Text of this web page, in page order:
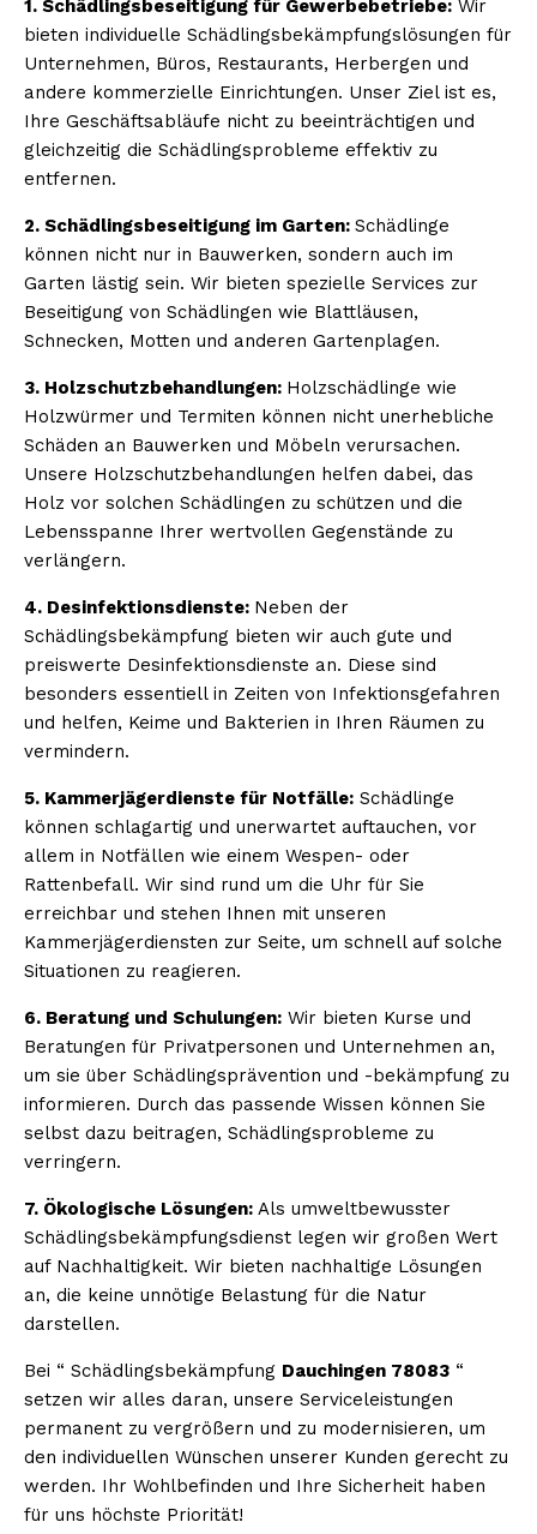
1. Schädlingsbeseitigung für Gewerbebetriebe: Wir
bieten individuelle Schädlingsbekämpfungslösungen für
Unternehmen, Büros, Restaurants, Herbergen und
andere kommerzielle Einrichtungen. Unser Ziel ist es,
Ihre Geschäftsabläufe nicht zu beeinträchtigen und
gleichzeitig die Schädlingsprobleme effektiv zu
entfernen.
2. Schädlingsbeseitigung im Garten: Schädlinge
können nicht nur in Bauwerken, sondern auch im
Garten lästig sein. Wir bieten spezielle Services zur
Beseitigung von Schädlingen wie Blattläusen,
Schnecken, Motten und anderen Gartenplagen.
3. Holzschutzbehandlungen: Holzschädlinge wie
Holzwürmer und Termiten können nicht unerhebliche
Schäden an Bauwerken und Möbeln verursachen.
Unsere Holzschutzbehandlungen helfen dabei, das
Holz vor solchen Schädlingen zu schützen und die
Lebensspanne Ihrer wertvollen Gegenstände zu
verlängern.
4. Desinfektionsdienste: Neben der
Schädlingsbekämpfung bieten wir auch gute und
preiswerte Desinfektionsdienste an. Diese sind
besonders essentiell in Zeiten von Infektionsgefahren
und helfen, Keime und Bakterien in Ihren Räumen zu
vermindern.
5. Kammerjägerdienste für Notfälle: Schädlinge
können schlagartig und unerwartet auftauchen, vor
allem in Notfällen wie einem Wespen- oder
Rattenbefall. Wir sind rund um die Uhr für Sie
erreichbar und stehen Ihnen mit unseren
Kammerjägerdiensten zur Seite, um schnell auf solche
Situationen zu reagieren.
6. Beratung und Schulungen: Wir bieten Kurse und
Beratungen für Privatpersonen und Unternehmen an,
um sie über Schädlingsprävention und -bekämpfung zu
informieren. Durch das passende Wissen können Sie
selbst dazu beitragen, Schädlingsprobleme zu
verringern.
7. Ökologische Lösungen: Als umweltbewusster
Schädlingsbekämpfungsdienst legen wir großen Wert
auf Nachhaltigkeit. Wir bieten nachhaltige Lösungen
an, die keine unnötige Belastung für die Natur
darstellen.
Bei “ Schädlingsbekämpfung Dauchingen 78083 “
setzen wir alles daran, unsere Serviceleistungen
permanent zu vergrößern und zu modernisieren, um
den individuellen Wünschen unserer Kunden gerecht zu
werden. Ihr Wohlbefinden und Ihre Sicherheit haben
für uns höchste Priorität!